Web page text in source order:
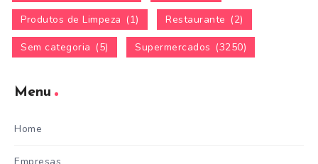
Produtos de Limpeza (1) Restaurante (2)
Sem categoria (5) Supermercados (3250)
Menu
Home